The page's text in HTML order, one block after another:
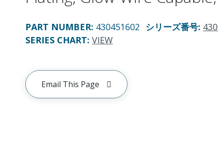
PART NUMBER: 430451602 シリーズ番号:
SERIES CHART: VIEW
Email This Page